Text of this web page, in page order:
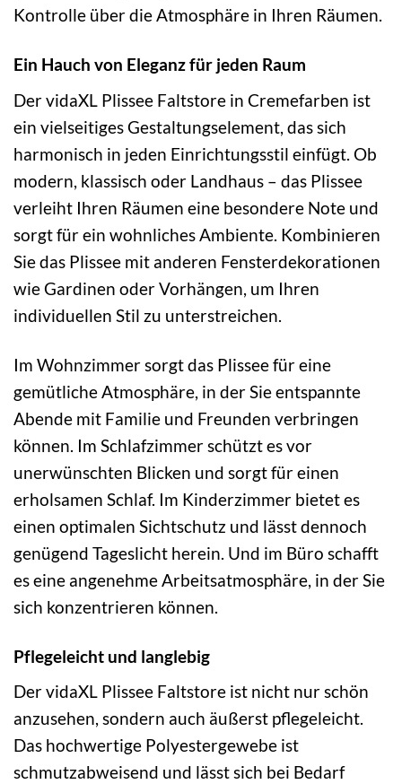
Kontrolle über die Atmosphäre in Ihren Räumen.
Ein Hauch von Eleganz für jeden Raum
Der vidaXL Plissee Faltstore in Cremefarben ist
ein vielseitiges Gestaltungselement, das sich
harmonisch in jeden Einrichtungsstil einfügt. Ob
modern, klassisch oder Landhaus – das Plissee
verleiht Ihren Räumen eine besondere Note und
sorgt für ein wohnliches Ambiente. Kombinieren
Sie das Plissee mit anderen Fensterdekorationen
wie Gardinen oder Vorhängen, um Ihren
individuellen Stil zu unterstreichen.
Im Wohnzimmer sorgt das Plissee für eine
gemütliche Atmosphäre, in der Sie entspannte
Abende mit Familie und Freunden verbringen
können. Im Schlafzimmer schützt es vor
unerwünschten Blicken und sorgt für einen
erholsamen Schlaf. Im Kinderzimmer bietet es
einen optimalen Sichtschutz und lässt dennoch
genügend Tageslicht herein. Und im Büro schafft
es eine angenehme Arbeitsatmosphäre, in der Sie
sich konzentrieren können.
Pflegeleicht und langlebig
Der vidaXL Plissee Faltstore ist nicht nur schön
anzusehen, sondern auch äußerst pflegeleicht.
Das hochwertige Polyestergewebe ist
schmutzabweisend und lässt sich bei Bedarf